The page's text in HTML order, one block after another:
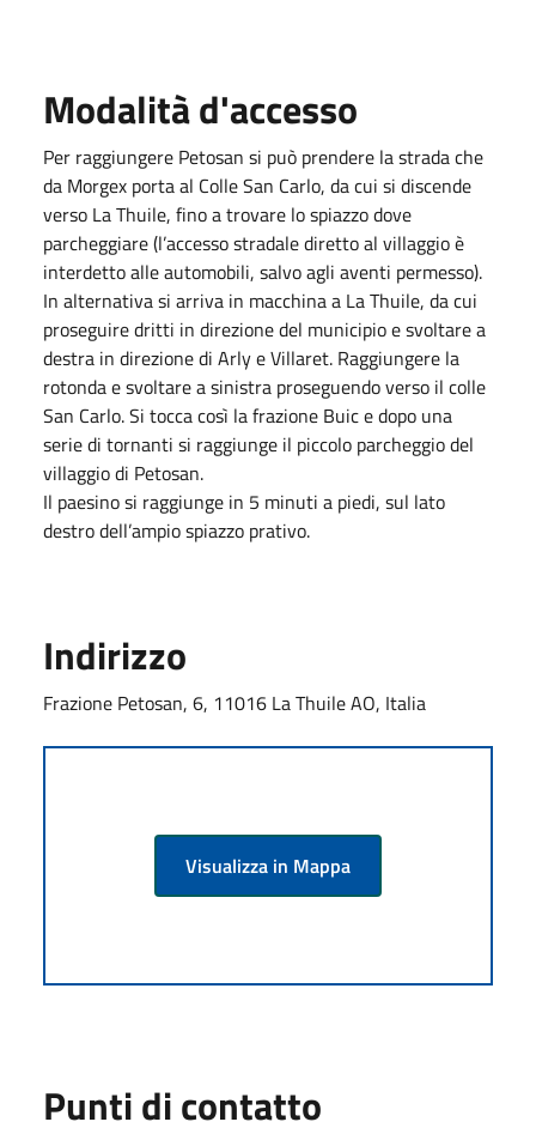
Modalità d'accesso
Per raggiungere Petosan si può prendere la strada che
da Morgex porta al Colle San Carlo, da cui si discende
verso La Thuile, fino a trovare lo spiazzo dove
parcheggiare (l’accesso stradale diretto al villaggio è
interdetto alle automobili, salvo agli aventi permesso).
In alternativa si arriva in macchina a La Thuile, da cui
proseguire dritti in direzione del municipio e svoltare a
destra in direzione di Arly e Villaret. Raggiungere la
rotonda e svoltare a sinistra proseguendo verso il colle
San Carlo. Si tocca così la frazione Buic e dopo una
serie di tornanti si raggiunge il piccolo parcheggio del
villaggio di Petosan.
Il paesino si raggiunge in 5 minuti a piedi, sul lato
destro dell’ampio spiazzo prativo.
Indirizzo
Frazione Petosan, 6, 11016 La Thuile AO, Italia
Visualizza in Mappa
Punti di contatto